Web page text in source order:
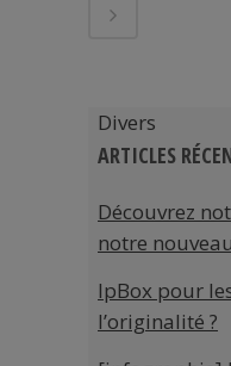
Divers
ARTICLES
Découvrez
notre
IpBox pour
l’originalité ?